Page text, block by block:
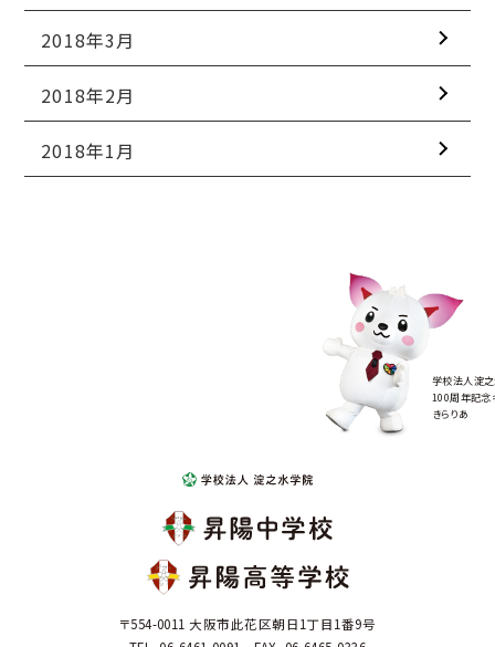
2018年3月
2018年2月
2018年1月
学校法人淀
100周年記念
きらりあ
〒554-0011 大阪市此花区朝日1丁目1番9号